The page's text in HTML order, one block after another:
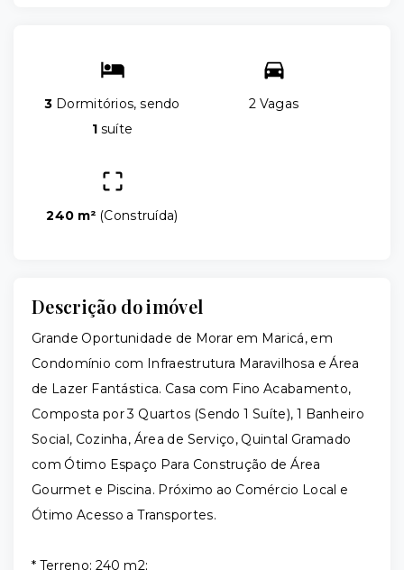
3 Dormitórios, sendo
1 suíte
2 Vagas
240 m² (Construída)
Descrição do imóvel
Grande Oportunidade de Morar em Maricá, em
Condomínio com Infraestrutura Maravilhosa e Área
de Lazer Fantástica. Casa com Fino Acabamento,
Composta por 3 Quartos (Sendo 1 Suíte), 1 Banheiro
Social, Cozinha, Área de Serviço, Quintal Gramado
com Ótimo Espaço Para Construção de Área
Gourmet e Piscina. Próximo ao Comércio Local e
Ótimo Acesso a Transportes.
* Terreno: 240 m2;